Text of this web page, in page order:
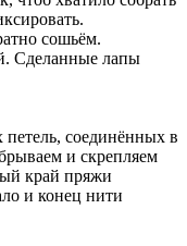
сошьём.
Сделанные лапы
соединённых в
и скрепляем
край пряжи
и конец нити